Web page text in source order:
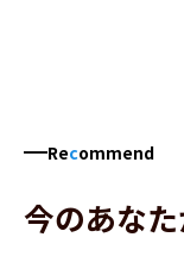
Recommend
今のあな